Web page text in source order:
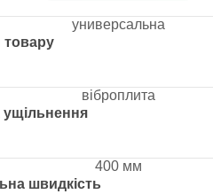
товару
ущільнення
швидкість
универсальна
віброплита
400 мм